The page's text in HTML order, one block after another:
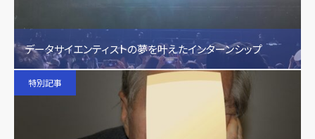
データサイエンティストの夢を叶えたインターンシップ
特別記事